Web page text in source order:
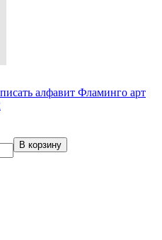
алфавит Фламинго арт
В корзину